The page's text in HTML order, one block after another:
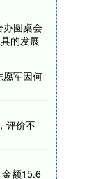
办圆桌会
的发展
军因何
评价不
额15.6